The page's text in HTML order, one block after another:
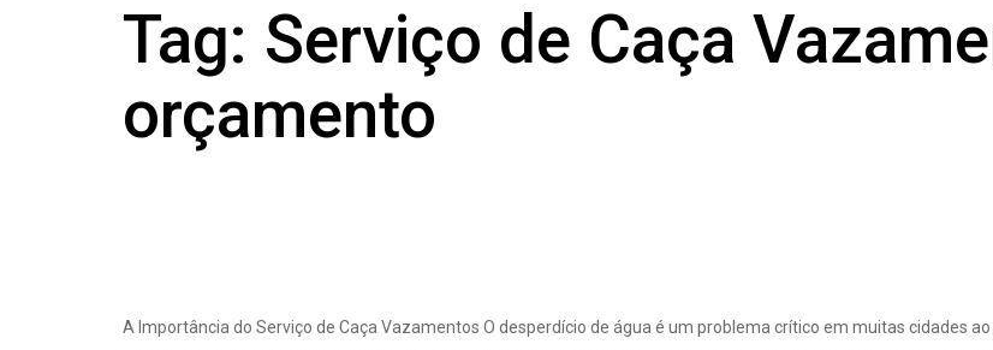
Tag: Serviço de Caça
orçamento
A Importância do Serviço de Caça Vazamentos O desperdício de água é um problema crítico em muitas cidades